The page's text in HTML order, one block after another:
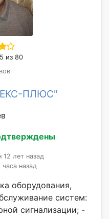
из 80
ПЛЮС"
12 лет назад
назад
оборудования,
систем:
сигнализации; -